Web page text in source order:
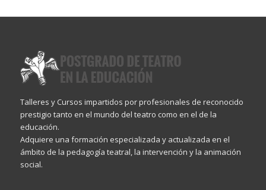
Talleres y Cursos impartidos por profesionales de reconocido
prestigio tanto en el mundo del teatro como en el de la
educación.
Adquiere una formación especializada y actualizada en el
ámbito de la pedagogía teatral, la intervención y la animación
social.